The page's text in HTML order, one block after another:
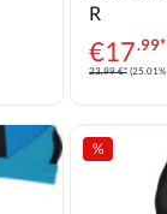
R
€17.99*
23,99 €* (25.01%
%